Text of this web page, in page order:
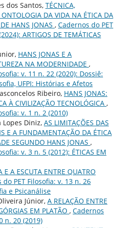
dos Santos, TÉCNICA,
DA VIDA NA ÉTICA DA
HANS JONAS , Cadernos do PET
ARTIGOS DE TEMÁTICAS
HANS JONAS E A
NA MODERNIDADE ,
v. 11 n. 22 (2020): Dossiê:
UFPI: Histórias e Afetos
Ribeiro, HANS JONAS:
À CIVILIZAÇÃO TECNOLÓGICA ,
v. 1 n. 2 (2010)
Lopes Diniz, AS LIMITAÇÕES DAS
E A FUNDAMENTAÇÃO DA ÉTICA
SEGUNDO HANS JONAS ,
v. 3 n. 5 (2012): ÉTICAS EM
E A ESCUTA ENTRE QUATRO
do PET Filosofia: v. 13 n. 26
e Psicanálise
Júnior, A RELAÇÃO ENTRE
EM PLATÃO , Cadernos
n. 20 (2019)